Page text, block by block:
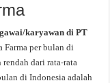
karyawan di PT
Farma per bulan di
dari rata-rata
di Indonesia adalah